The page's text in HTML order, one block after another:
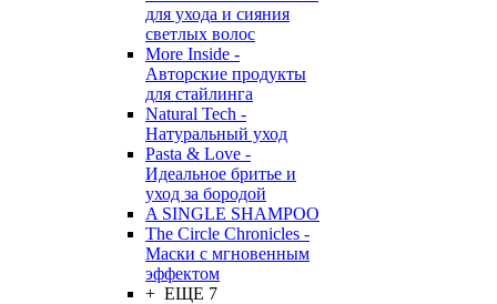
для ухода и сияния
светлых волос
More Inside -
Авторские продукты
для стайлинга
Natural Tech -
Натуральный уход
Pasta & Love -
Идеальное бритье и
уход за бородой
A SINGLE SHAMPOO
The Circle Chronicles -
Маски с мгновенным
эффектом
+ ЕЩЕ 7